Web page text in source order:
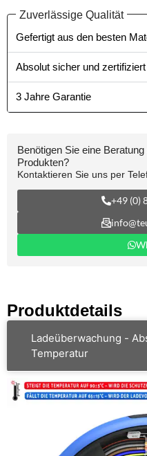
Zuverlässige Qualität
Gefertigt aus den besten
Absolut sicher und zertifiziert
3 Jahre Garantie
Benötigen Sie eine
Produkten?
Kontaktieren Sie uns per
+49 (0)
Produktdetails
Ladeüberwachung -
Temperatur